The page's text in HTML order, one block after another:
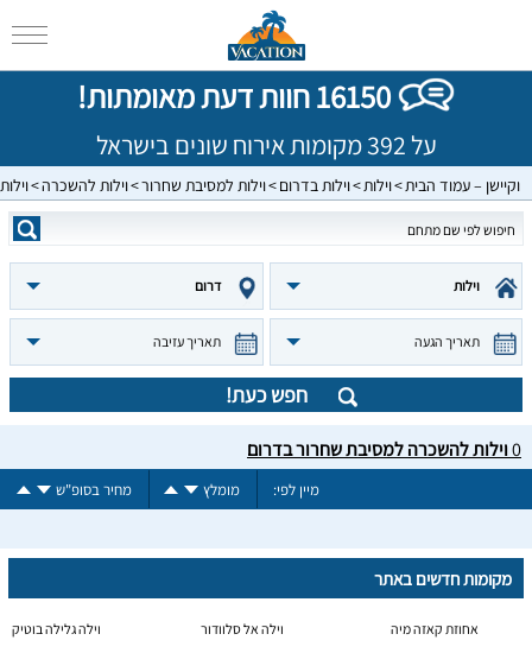
16150 חוות דעת מאומתות!
על 392 מקומות אירוח שונים בישראל
וקיישן – עמוד הבית וילות וילות בדרום וילות למסיבת שחרור וילות להשכרה
וילות דרום
תאריך הגעה תאריך עזיבה
חפש כעת!
0וילות להשכרה למסיבת שחרור בדרום
מיין לפי: מומלץ מחיר בסופ"ש
מקומות חדשים באתר
אחוזת קאזה מיה וילה אל סלוודור וילה גלילה בוטיק